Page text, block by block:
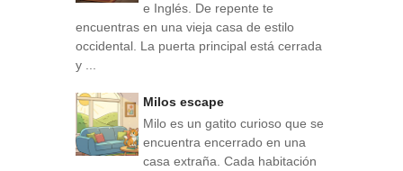
e Inglés. De repente te
encuentras en una vieja casa de estilo
occidental. La puerta principal está cerrada
y ...
Milos escape
Milo es un gatito curioso que se
encuentra encerrado en una
casa extraña. Cada habitación